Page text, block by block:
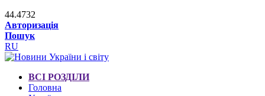
44.4732
Авторизація
Пошук
RU
ВСІ РОЗДІЛИ
Головна